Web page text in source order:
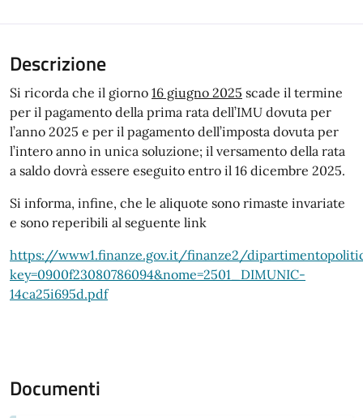
Descrizione
Si ricorda che il giorno 16 giugno 2025 scade il termine
per il pagamento della prima rata dell’IMU dovuta per
l’anno 2025 e per il pagamento dell’imposta dovuta per
l’intero anno in unica soluzione; il versamento della rata
a saldo dovrà essere eseguito entro il 16 dicembre 2025.
Si informa, infine, che le aliquote sono rimaste invariate
e sono reperibili al seguente link
https://www1.finanze.gov.it/finanze2/
key=0900f23080786094&nome=2501_DIMUNIC-
14ca25i695d.pdf
Documenti